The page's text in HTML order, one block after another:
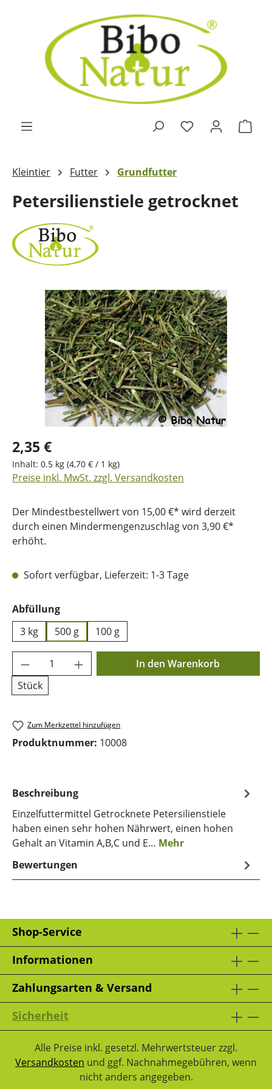
Zum Hauptinhalt springen
Kleintier Futter Grundfutter
Petersilienstiele getrocknet
Bildergalerie überspringen
2,35 €
Inhalt: 0.5 kg (4,70 € / 1 kg)
Preise inkl. MwSt. zzgl. Versandkosten
Der Mindestbestellwert von 15,00 €* wird derzeit
durch einen Mindermengenzuschlag von 3,90 €*
erhöht.
Sofort verfügbar, Lieferzeit: 1-3 Tage
Abfüllungauswählen
3 kg
500 g 100 g
Produkt Anzahl: Gib den gewünschten
Stück
In den Warenkorb
Zum Merkzettel hinzufügen
Produktnummer: 10008
Beschreibung
Einzelfuttermittel Getrocknete Petersilienstiele
haben einen sehr hohen Nährwert, einen hohen
Gehalt an Vitamin A,B,C und E… Mehr
Bewertungen
Shop-Service
Informationen
Zahlungsarten & Versand
Sicherheit
Alle Preise inkl. gesetzl. Mehrwertsteuer zzgl.
Versandkosten und ggf. Nachnahmegebühren, wenn
nicht anders angegeben.